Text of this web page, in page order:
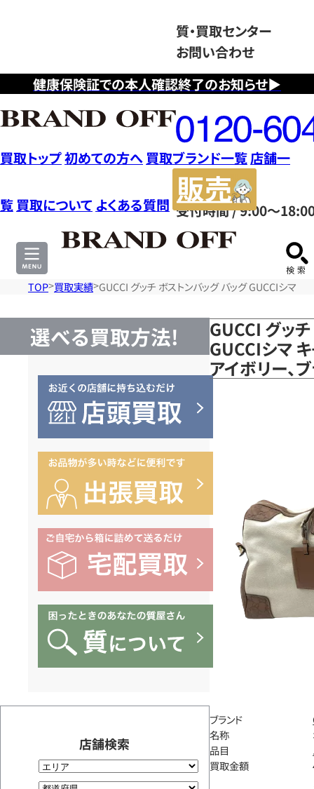
健康保険証での本人確認終了のお知らせ▶
質・買取センター
お問い合わせ
フ
リ
ー
ダ
イ
ヤ
ル
0120604117
受付時間 / 9:00～
買取トップ初めての方へ 買取ブランド一覧店舗一
覧 買取について よくある質問
サ
TOP 買取実績 GUCCI グッチ ボストンバッグ バッグ GUCCIシマ
選べる買取方法!
店舗検索
GUCCI グッ
GUCCIシマ
アイボリー、
ブランド
名称
品目
買取金額